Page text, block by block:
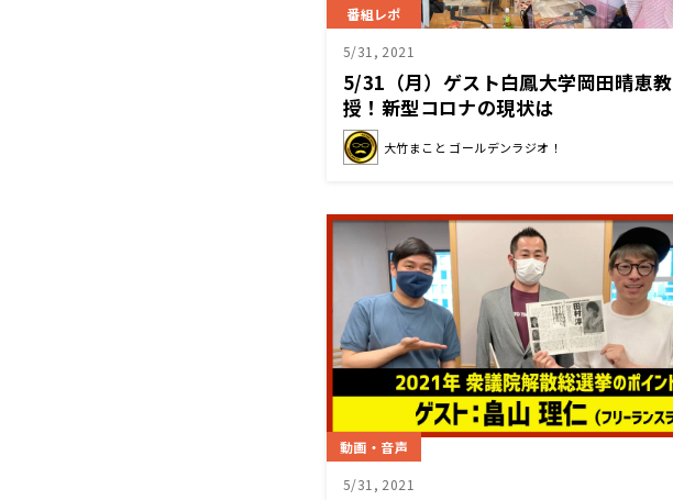
番組レポ
5/31, 2021
5/31（月）ゲスト白鳳大学岡田晴恵教
授！新型コロナの現状は
大竹まこと ゴールデンラジオ！
動画・音声
5/31, 2021